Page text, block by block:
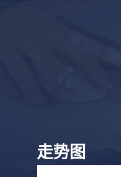
走势图